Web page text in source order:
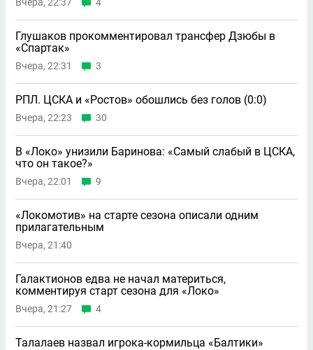
Глушаков прокомментировал трансфер Дзюбы в
«Спартак»
Вчера, 22:31 3
РПЛ. ЦСКА и «Ростов» обошлись без голов (0:0)
Вчера, 22:23 30
В «Локо» унизили Баринова: «Самый слабый в ЦСКА,
что он такое?»
Вчера, 22:01 9
«Локомотив» на старте сезона описали одним
прилагательным
Вчера, 21:40
Галактионов едва не начал материться,
комментируя старт сезона для «Локо»
Вчера, 21:27 4
Талалаев назвал игрока-кормильца «Балтики»